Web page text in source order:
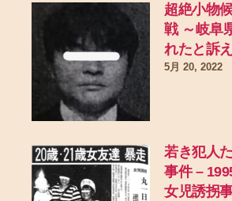
超絶小物
戦 ～岐阜
れたと訴
5月 20, 2022
若き犯人
事件 –
女児誘拐